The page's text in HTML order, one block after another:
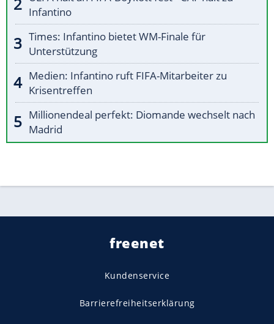
Infantino
Times: Infantino bietet WM-Finale für
Unterstützung
Medien: Infantino ruft FIFA-Mitarbeiter zu
Krisentreffen
Millionendeal perfekt: Diomande wechselt nach
Madrid
freenet
Kundenservice
Barrierefreiheitserklärung